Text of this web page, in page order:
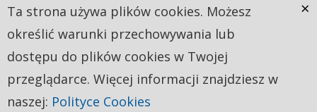
Ta strona używa plików cookies. Możesz
określić warunki przechowywania lub
dostępu do plików cookies w Twojej
przeglądarce. Więcej informacji znajdziesz w
naszej: Polityce Cookies
×